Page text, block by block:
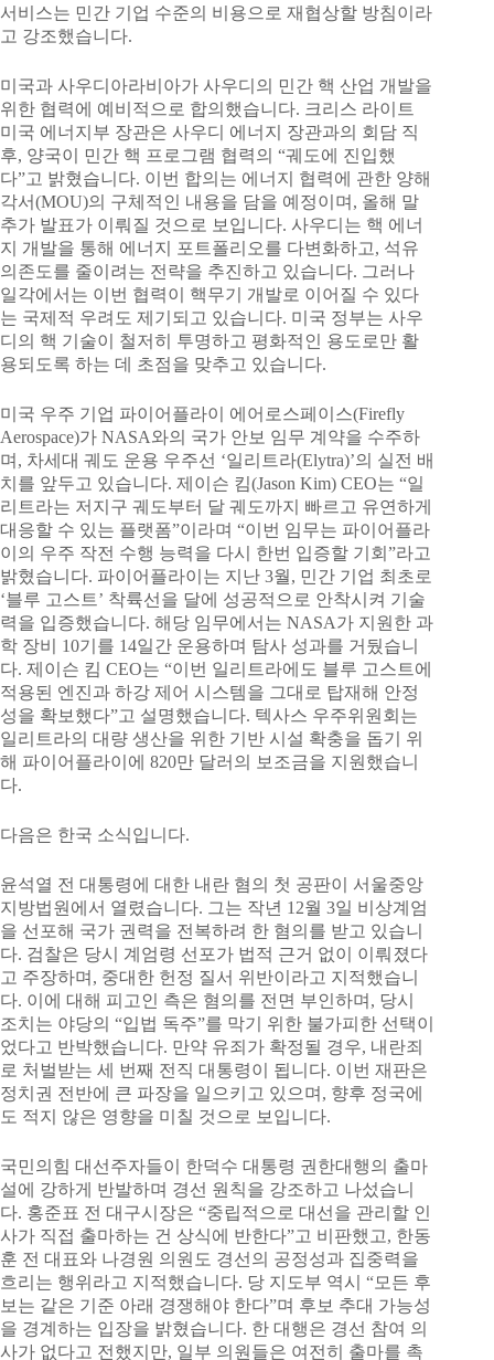
서비스는 민간 기업 수준의 비용으로 재협상할 방침이라
고 강조했습니다.
미국과 사우디아라비아가 사우디의 민간 핵 산업 개발을
위한 협력에 예비적으로 합의했습니다. 크리스 라이트
미국 에너지부 장관은 사우디 에너지 장관과의 회담 직
후, 양국이 민간 핵 프로그램 협력의 “궤도에 진입했
다”고 밝혔습니다. 이번 합의는 에너지 협력에 관한 양해
각서(MOU)의 구체적인 내용을 담을 예정이며, 올해 말
추가 발표가 이뤄질 것으로 보입니다. 사우디는 핵 에너
지 개발을 통해 에너지 포트폴리오를 다변화하고, 석유
의존도를 줄이려는 전략을 추진하고 있습니다. 그러나
일각에서는 이번 협력이 핵무기 개발로 이어질 수 있다
는 국제적 우려도 제기되고 있습니다. 미국 정부는 사우
디의 핵 기술이 철저히 투명하고 평화적인 용도로만 활
용되도록 하는 데 초점을 맞추고 있습니다.
미국 우주 기업 파이어플라이 에어로스페이스(Firefly
Aerospace)가 NASA와의 국가 안보 임무 계약을 수주하
며, 차세대 궤도 운용 우주선 ‘일리트라(Elytra)’의 실전 배
치를 앞두고 있습니다. 제이슨 킴(Jason Kim) CEO는 “일
리트라는 저지구 궤도부터 달 궤도까지 빠르고 유연하게
대응할 수 있는 플랫폼”이라며 “이번 임무는 파이어플라
이의 우주 작전 수행 능력을 다시 한번 입증할 기회”라고
밝혔습니다. 파이어플라이는 지난 3월, 민간 기업 최초로
‘블루 고스트’ 착륙선을 달에 성공적으로 안착시켜 기술
력을 입증했습니다. 해당 임무에서는 NASA가 지원한 과
학 장비 10기를 14일간 운용하며 탐사 성과를 거뒀습니
다. 제이슨 킴 CEO는 “이번 일리트라에도 블루 고스트에
적용된 엔진과 하강 제어 시스템을 그대로 탑재해 안정
성을 확보했다”고 설명했습니다. 텍사스 우주위원회는
일리트라의 대량 생산을 위한 기반 시설 확충을 돕기 위
해 파이어플라이에 820만 달러의 보조금을 지원했습니
다.
다음은 한국 소식입니다.
윤석열 전 대통령에 대한 내란 혐의 첫 공판이 서울중앙
지방법원에서 열렸습니다. 그는 작년 12월 3일 비상계엄
을 선포해 국가 권력을 전복하려 한 혐의를 받고 있습니
다. 검찰은 당시 계엄령 선포가 법적 근거 없이 이뤄졌다
고 주장하며, 중대한 헌정 질서 위반이라고 지적했습니
다. 이에 대해 피고인 측은 혐의를 전면 부인하며, 당시
조치는 야당의 “입법 독주”를 막기 위한 불가피한 선택이
었다고 반박했습니다. 만약 유죄가 확정될 경우, 내란죄
로 처벌받는 세 번째 전직 대통령이 됩니다. 이번 재판은
정치권 전반에 큰 파장을 일으키고 있으며, 향후 정국에
도 적지 않은 영향을 미칠 것으로 보입니다.
국민의힘 대선주자들이 한덕수 대통령 권한대행의 출마
설에 강하게 반발하며 경선 원칙을 강조하고 나섰습니
다. 홍준표 전 대구시장은 “중립적으로 대선을 관리할 인
사가 직접 출마하는 건 상식에 반한다”고 비판했고, 한동
훈 전 대표와 나경원 의원도 경선의 공정성과 집중력을
흐리는 행위라고 지적했습니다. 당 지도부 역시 “모든 후
보는 같은 기준 아래 경쟁해야 한다”며 후보 추대 가능성
을 경계하는 입장을 밝혔습니다. 한 대행은 경선 참여 의
사가 없다고 전했지만, 일부 의원들은 여전히 출마를 촉